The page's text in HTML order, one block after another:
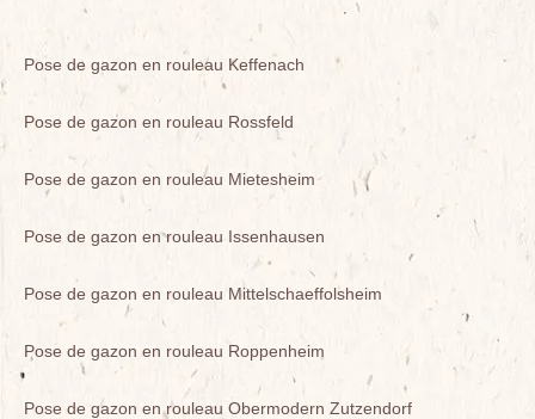
Pose de gazon en rouleau Keffenach
Pose de gazon en rouleau Rossfeld
Pose de gazon en rouleau Mietesheim
Pose de gazon en rouleau Issenhausen
Pose de gazon en rouleau Mittelschaeffolsheim
Pose de gazon en rouleau Roppenheim
Pose de gazon en rouleau Obermodern Zutzendorf